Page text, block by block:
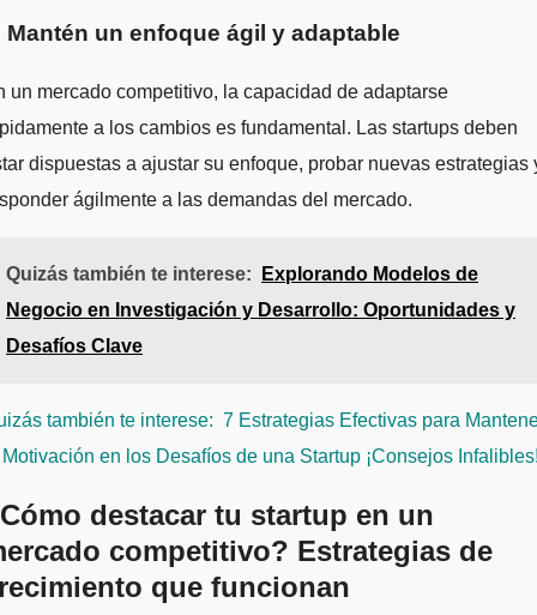
Mantén un enfoque ágil y adaptable
un mercado competitivo, la capacidad de adaptarse
a los cambios es fundamental. Las startups deben
dispuestas a ajustar su enfoque, probar nuevas estrategias
ágilmente a las demandas del mercado.
Quizás también te interese:
Explorando Modelos de
Negocio en Investigación y Desarrollo: Oportunidades y
Desafíos Clave
también te interese: 7 Estrategias Efectivas para
en los Desafíos de una Startup ¡Consejos
destacar tu startup en un
competitivo? Estrategias de
que funcionan